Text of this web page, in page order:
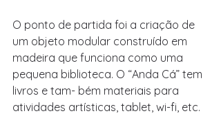
O ponto de partida foi a criação de
um objeto modular construído em
madeira que funciona como uma
pequena biblioteca. O “Anda Cá” tem
livros e tam- bém materiais para
atividades artísticas, tablet, wi-fi, etc.